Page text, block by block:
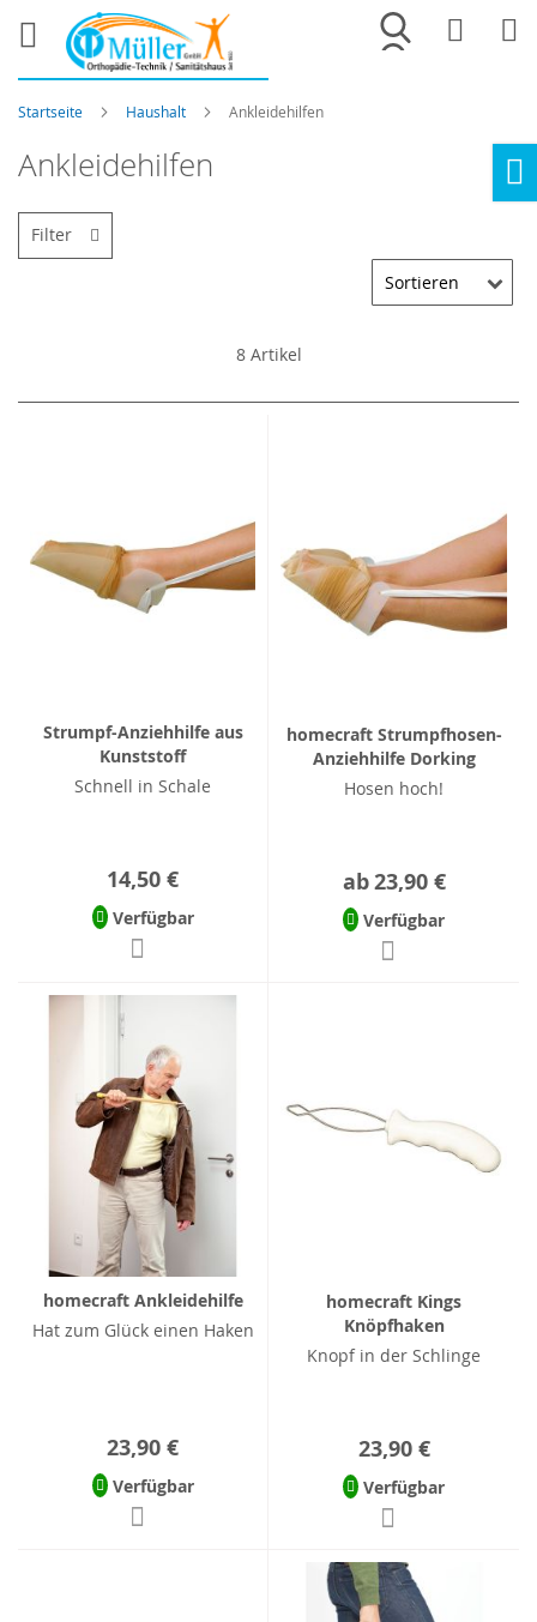
Merkliste
Startseite Haushalt Ankleidehilfen
Ankleidehilfen
8Artikel
Strumpf-Anziehhilfe aus
Kunststoff
Schnell in Schale
14,50 €
Verfügbar
homecraft Strumpfhosen-
Anziehhilfe Dorking
Hosen hoch!
ab23,90 €
Verfügbar
homecraft Ankleidehilfe
Hat zum Glück einen Haken
23,90 €
Verfügbar
homecraft Kings
Knöpfhaken
Knopf in der Schlinge
23,90 €
Verfügbar
Filter